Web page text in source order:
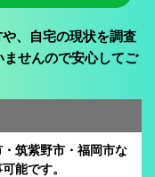
、自宅の現状を調査
せんので安心してご
筑紫野市・福岡市な
能です。